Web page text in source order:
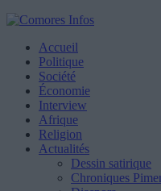
Accueil
Politique
Société
Économie
Interview
Afrique
Religion
Actualités
Dessin satirique
Chroniques